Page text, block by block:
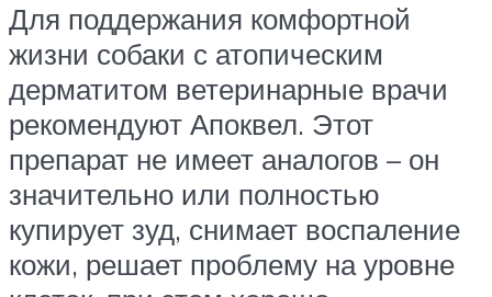
Для поддержания комфортной
жизни собаки с атопическим
дерматитом ветеринарные врачи
рекомендуют Апоквел. Этот
препарат не имеет аналогов – он
значительно или полностью
купирует зуд, снимает воспаление
кожи, решает проблему на уровне